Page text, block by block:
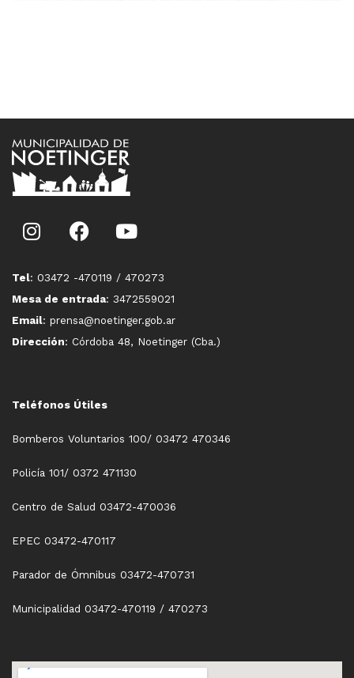
Tel: 03472 -470119 / 470273
Mesa de entrada: 3472559021
Email: prensa@noetinger.gob.ar
Dirección: Córdoba 48, Noetinger (Cba.)
Teléfonos Útiles
Bomberos Voluntarios 100/ 03472 470346
Policía 101/ 0372 471130
Centro de Salud 03472-470036
EPEC 03472-470117
Parador de Ómnibus 03472-470731
Municipalidad 03472-470119 / 470273